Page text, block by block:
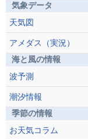
気象データ
天気図
アメダス（実況）
海と風の情報
波予測
潮汐情報
季節の情報
お天気コラム